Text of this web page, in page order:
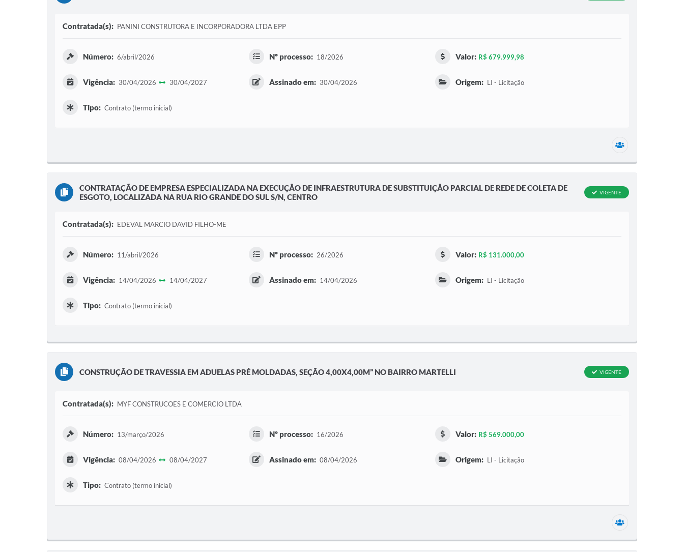
Contratada(s): PANINI CONSTRUTORA E INCORPORADORA LTDA EPP
Número: 6/abril/2026 Nº processo: 18/2026 Valor: R$ 679.999,98
Vigência: 30/04/2026 30/04/2027 Assinado em: 30/04/2026 Origem: LI - Licitação
Tipo: Contrato (termo inicial)
CONTRATAÇÃO DE EMPRESA ESPECIALIZADA NA EXECUÇÃO DE INFRAESTRUTURA DE SUBSTITUIÇÃO PARCIAL DE REDE DE COLETA DE
ESGOTO, LOCALIZADA NA RUA RIO GRANDE DO SUL S/N, CENTRO
VIGENTE
Contratada(s): EDEVAL MARCIO DAVID FILHO-ME
Número: 11/abril/2026 Nº processo: 26/2026 Valor: R$ 131.000,00
Vigência: 14/04/2026 14/04/2027 Assinado em: 14/04/2026 Origem: LI - Licitação
Tipo: Contrato (termo inicial)
CONSTRUÇÃO DE TRAVESSIA EM ADUELAS PRÉ MOLDADAS, SEÇÃO 4,00X4,00M” NO BAIRRO MARTELLI VIGENTE
Contratada(s): MYF CONSTRUCOES E COMERCIO LTDA
Número: 13/março/2026 Nº processo: 16/2026 Valor: R$ 569.000,00
Vigência: 08/04/2026 08/04/2027 Assinado em: 08/04/2026 Origem: LI - Licitação
Tipo: Contrato (termo inicial)